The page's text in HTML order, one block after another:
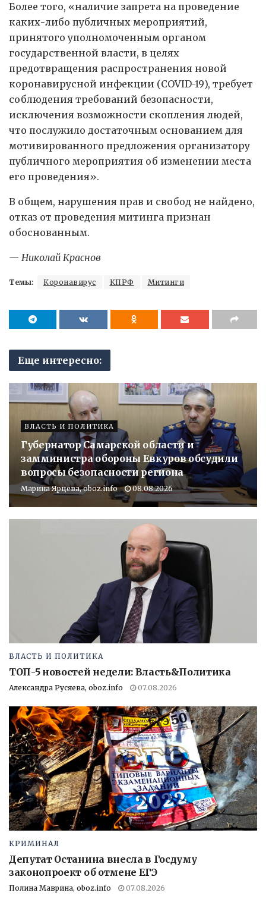
Более того, «наличие запрета на проведение
каких-либо публичных мероприятий,
принятого уполномоченным органом
государственной власти, в целях
предотвращения распространения новой
коронавирусной инфекции (COVID-19), требует
соблюдения требований безопасности,
исключения возможности скопления людей,
что послужило достаточным основанием для
мотивированного предложения организатору
публичного мероприятия об изменении места
его проведения».
В общем, нарушения прав и свобод не найдено,
отказ от проведения митинга признан
обоснованным.
— Николай Краснов
Темы: Коронавирус КПРФ Митинги
Еще интересно:
ВЛАСТЬ И ПОЛИТИКА
Губернатор Самарской области и
замминистра обороны Евкуров обсудили
вопросы безопасности региона
Марина Ярцева, oboz.info 08.08.2026
ВЛАСТЬ И ПОЛИТИКА
ТОП-5 новостей недели: Власть&Политика
Александра Русяева, oboz.info 07.08.2026
КРИМИНАЛ
Депутат Останина внесла в Госдуму
законопроект об отмене ЕГЭ
Полина Маврина, oboz.info 07.08.2026